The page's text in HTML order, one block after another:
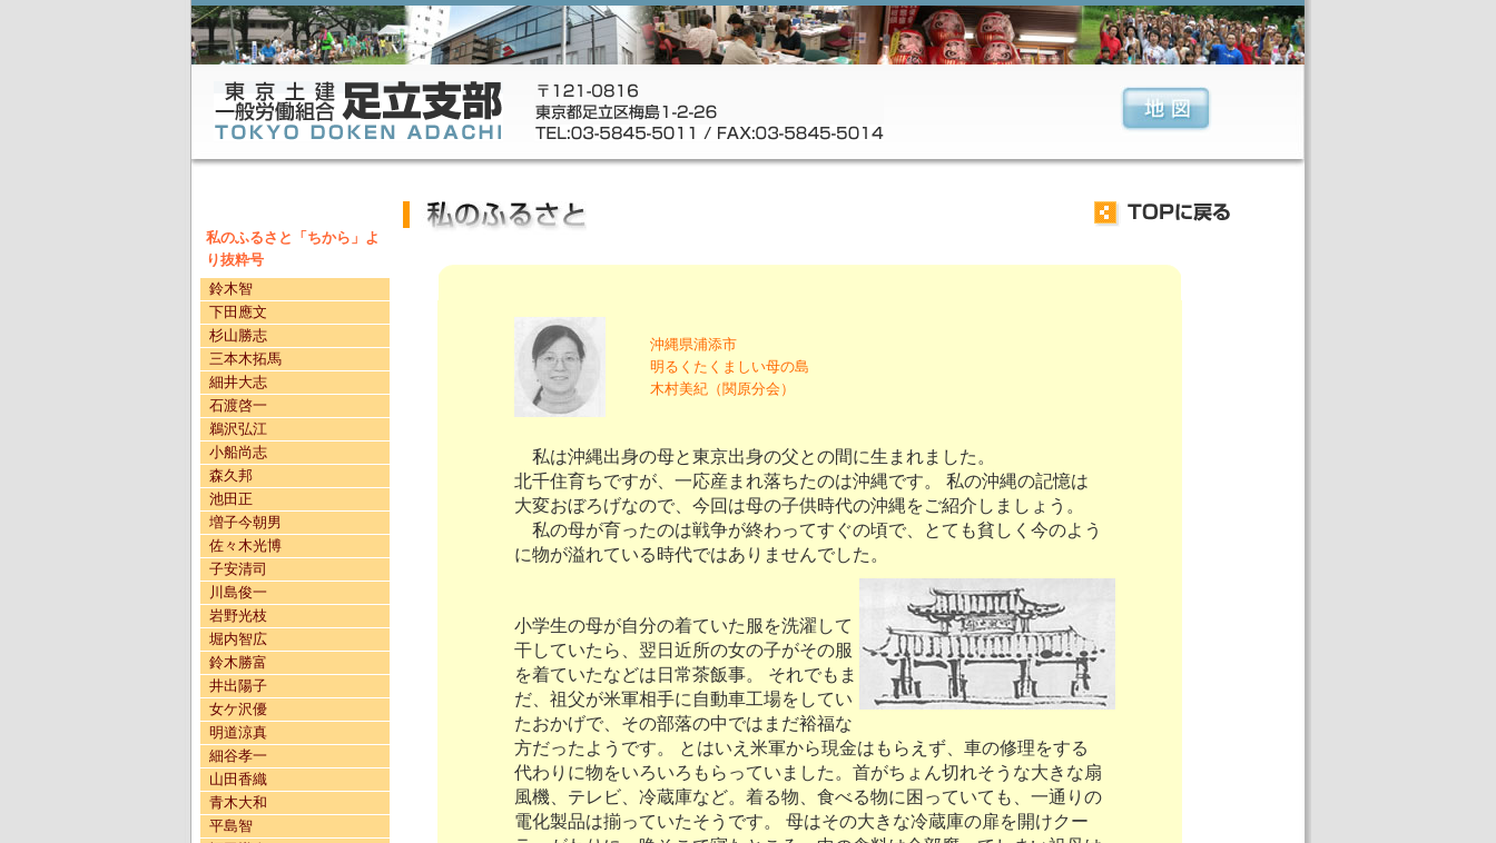
私のふるさと「ちから」よ
り抜粋号
鈴木智
下田應文
杉山勝志
三本木拓馬
細井大志
石渡啓一
鵜沢弘江
小船尚志
森久邦
池田正
増子今朝男
佐々木光博
子安清司
川島俊一
岩野光枝
堀内智広
鈴木勝富
井出陽子
女ケ沢優
明道涼真
細谷孝一
山田香織
青木大和
平島智
沖縄県浦添市
明るくたくましい母の島
木村美紀（関原分会）
私は沖縄出身の母と東京出身の父との間に生まれました。
北千住育ちですが、一応産まれ落ちたのは沖縄です。 私の沖縄の記憶は
大変おぼろげなので、今回は母の子供時代の沖縄をご紹介しましょう。
私の母が育ったのは戦争が終わってすぐの頃で、とても貧しく今のよう
に物が溢れている時代ではありませんでした。
小学生の母が自分の着ていた服を洗濯して
干していたら、翌日近所の女の子がその服
を着ていたなどは日常茶飯事。 それでもま
だ、祖父が米軍相手に自動車工場をしてい
たおかげで、その部落の中ではまだ裕福な
方だったようです。 とはいえ米軍から現金はもらえず、車の修理をする
代わりに物をいろいろもらっていました。首がちょん切れそうな大きな扇
風機、テレビ、冷蔵庫など。着る物、食べる物に困っていても、一通りの
電化製品は揃っていたそうです。 母はその大きな冷蔵庫の扉を開けクー